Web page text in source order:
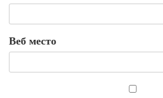
Веб место